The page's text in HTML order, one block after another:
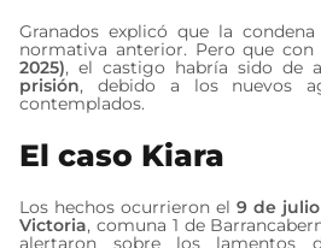
Granados explicó que la
normativa anterior. Pero que con
2025), el castigo habría sido de
prisión, debido a los nuevos
contemplados.
El caso Kiara
Los hechos ocurrieron el9 de julio
Victoria, comuna 1 de
alertaron sobre los lamentos